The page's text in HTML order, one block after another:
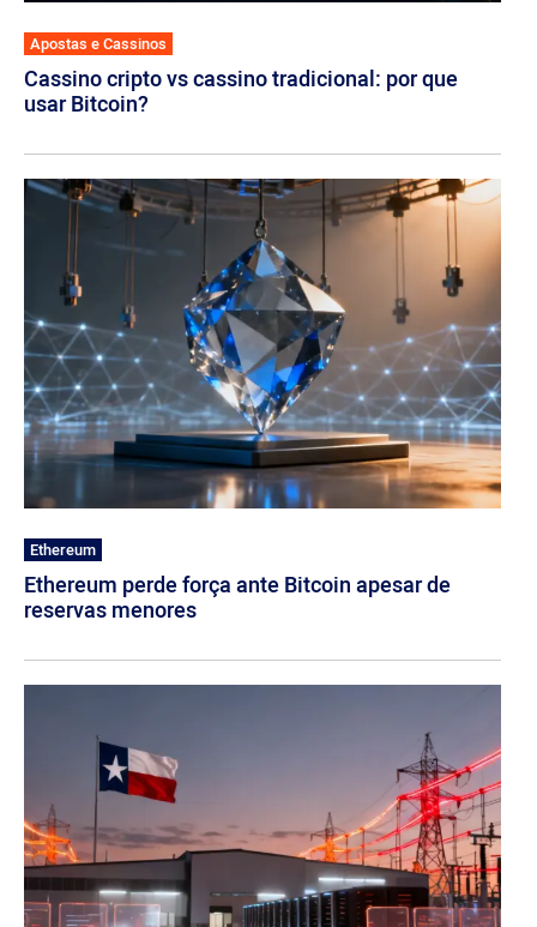
Apostas e Cassinos
Cassino cripto vs cassino tradicional: por que
usar Bitcoin?
Ethereum
Ethereum perde força ante Bitcoin apesar de
reservas menores